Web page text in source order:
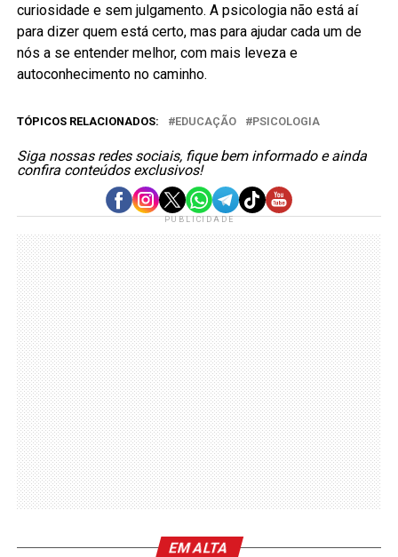
curiosidade e sem julgamento. A psicologia não está aí
para dizer quem está certo, mas para ajudar cada um de
nós a se entender melhor, com mais leveza e
autoconhecimento no caminho.
TÓPICOS RELACIONADOS: EDUCAÇÃO PSICOLOGIA
Siga nossas redes sociais, fique bem informado e ainda
confira conteúdos exclusivos!
PUBLICIDADE
EM ALTA